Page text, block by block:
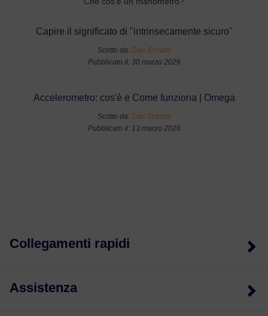
Capire il significato di "intrinsecamente sicuro"
Scritto da: Dan Schultz
Pubblicato il: 30 marzo 2026
Accelerometro: cos'è e Come funziona | Omega
Scritto da: Dan Schultz
Pubblicato il: 13 marzo 2026
Collegamenti rapidi
Assistenza